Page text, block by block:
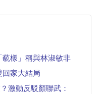
樣」稱與林淑敏非
回家大結局
激動反駁顏聯武：